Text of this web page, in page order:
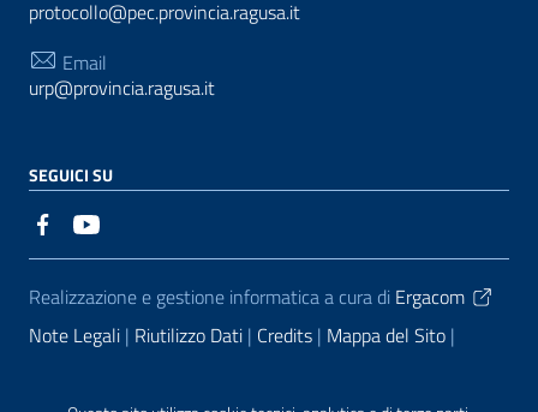
protocollo@pec.provincia.ragusa.it
Email
urp@provincia.ragusa.it
SEGUICI SU
Sezione Link Utili
Realizzazione e gestione informatica a cura di Ergacom
Note Legali Riutilizzo Dati Credits Mappa del Sito